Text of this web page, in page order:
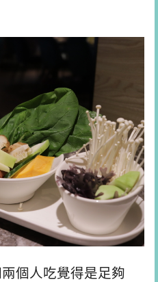
個人吃覺得是足夠